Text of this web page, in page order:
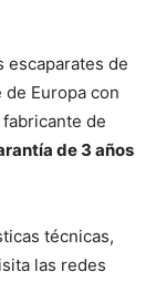
escaparates de
Europa con
de
de 3 años
técnicas,
las redes